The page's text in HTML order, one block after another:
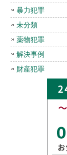
暴力犯罪
未分類
薬物犯罪
解決事例
財産犯罪